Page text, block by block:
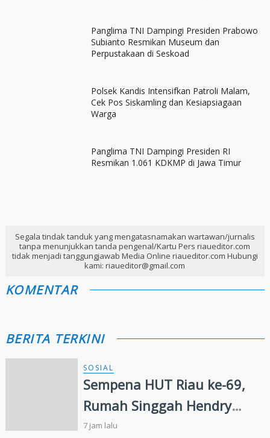
Panglima TNI Dampingi Presiden Prabowo
Subianto Resmikan Museum dan
Perpustakaan di Seskoad
Polsek Kandis Intensifkan Patroli Malam,
Cek Pos Siskamling dan Kesiapsiagaan
Warga
Panglima TNI Dampingi Presiden RI
Resmikan 1.061 KDKMP di Jawa Timur
Segala tindak tanduk yang mengatasnamakan wartawan/jurnalis
tanpa menunjukkan tanda pengenal/Kartu Pers riaueditor.com
tidak menjadi tanggungjawab Media Online riaueditor.com Hubungi
kami: riaueditor@gmail.com
KOMENTAR
BERITA TERKINI
SOSIAL
Sempena HUT Riau ke-69,
Rumah Singgah Hendry
Munief Diresmikan
7 jam lalu